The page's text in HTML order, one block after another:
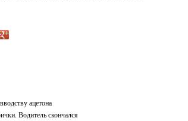
ацетона
Водитель скончался